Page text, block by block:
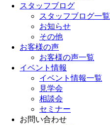
スタッフブログ
スタッフブログ一覧
お知らせ
その他
お客様の声
お客様の声一覧
イベント情報
イベント情報一覧
見学会
相談会
セミナー
お問い合わせ